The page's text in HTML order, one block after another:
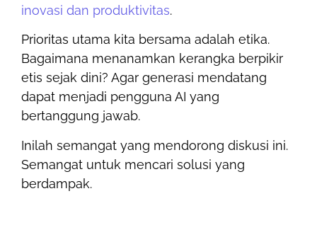
inovasi dan produktivitas.
Prioritas utama kita bersama adalah etika.
Bagaimana menanamkan kerangka berpikir
etis sejak dini? Agar generasi mendatang
dapat menjadi pengguna AI yang
bertanggung jawab.
Inilah semangat yang mendorong diskusi ini.
Semangat untuk mencari solusi yang
berdampak.